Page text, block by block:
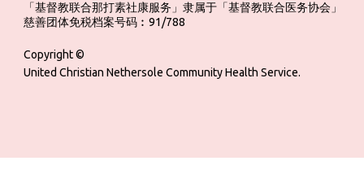
「基督教联合那打素社康服务」隶属于「基督教联合医务协会」
慈善团体免税档案号码︰91/788
Copyright ©
United Christian Nethersole Community Health Service.